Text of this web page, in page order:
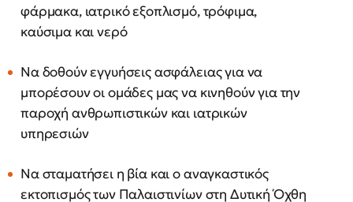
φάρμακα, ιατρικό εξοπλισμό, τρόφιμα,
καύσιμα και νερό
Να δοθούν εγγυήσεις ασφάλειας για να
μπορέσουν οι ομάδες μας να κινηθούν για την
παροχή ανθρωπιστικών και ιατρικών
υπηρεσιών
Να σταματήσει η βία και ο αναγκαστικός
εκτοπισμός των Παλαιστινίων στη Δυτική Όχθη